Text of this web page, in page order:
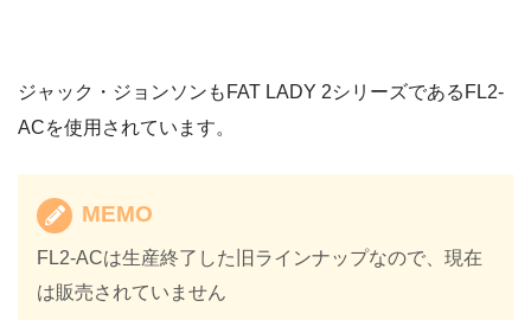
ジャック・ジョンソンもFAT LADY 2シリーズであるFL2-
ACを使用されています。
MEMO
FL2-ACは生産終了した旧ラインナップなので、現在
は販売されていません